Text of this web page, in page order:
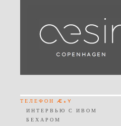
ТЕЛЕФОН Æ+Y
ИНТЕРВЬЮ С ИВОМ
БЕХАРОМ